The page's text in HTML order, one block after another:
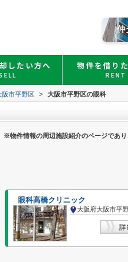
仲
したい方へ 物件を借り
RENT
阪市平野区 > 大阪市平野区の眼科
※物件情報の周辺施設紹介のページであ
眼科高橋クリニック
大阪府大阪市平